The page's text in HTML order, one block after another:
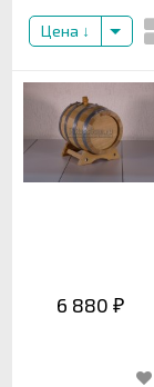
Цена
6 880 ₽